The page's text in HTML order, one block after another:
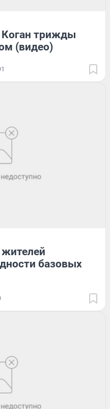
Коган трижды
(видео)
базовых